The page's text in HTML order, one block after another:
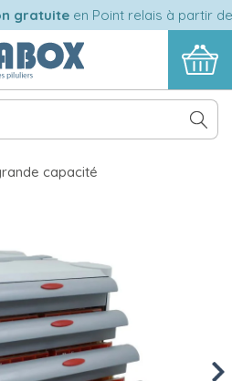
en Point relais à partir de
capacité